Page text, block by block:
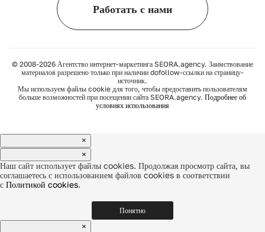
Работать с нами
© 2008-2026 Агентство интернет-маркетинга SEORA.agency. Заимствование
материалов разрешено только при наличии dofollow-ссылки на страницу-
источник.
Мы используем файлы cookie для того, чтобы предоставить пользователям
больше возможностей при посещении сайта SEORA.agency. Подробнее об
условиях использования
×
×
Наш сайт использует файлы cookies. Продолжая просмотр сайта, вы
соглашаетесь с использованием файлов cookies в соответствии
с Политикой cookies.
Понятно
×